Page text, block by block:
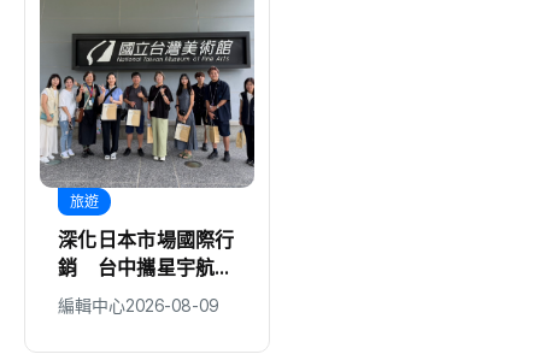
旅遊
深化日本市場國際行
銷 台中攜星宇航空
邀KOL踩線推廣中台
灣觀光
編輯中心2026-08-09